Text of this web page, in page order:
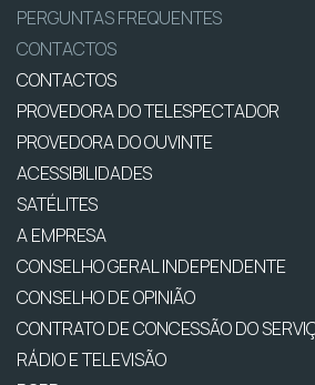
PERGUNTAS FREQUENTES
CONTACTOS
CONTACTOS
PROVEDORA DO TELESPECTADOR
PROVEDORA DO OUVINTE
ACESSIBILIDADES
SATÉLITES
A EMPRESA
CONSELHO GERAL INDEPENDENTE
CONSELHO DE OPINIÃO
CONTRATO DE CONCESSÃO DO
RÁDIO E TELEVISÃO